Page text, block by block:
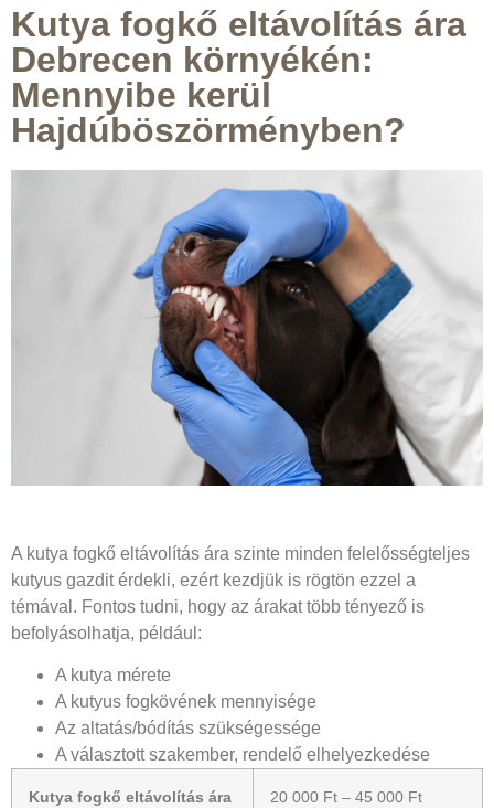
Kutya fogkő eltávolítás ára
Debrecen környékén:
Mennyibe kerül
Hajdúböszörményben?
A kutya fogkő eltávolítás ára szinte minden felelősségteljes
kutyus gazdit érdekli, ezért kezdjük is rögtön ezzel a
témával. Fontos tudni, hogy az árakat több tényező is
befolyásolhatja, például:
A kutya mérete
A kutyus fogkövének mennyisége
Az altatás/bódítás szükségessége
A választott szakember, rendelő elhelyezkedése
Kutya fogkő eltávolítás ára
20 000 Ft – 45 000 Ft